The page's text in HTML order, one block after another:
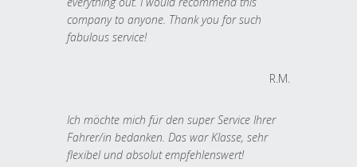
company to anyone. Thank you for such
fabulous service!
R.M.
Ich möchte mich für den super Service Ihrer
Fahrer/in bedanken. Das war Klasse, sehr
flexibel und absolut empfehlenswert!